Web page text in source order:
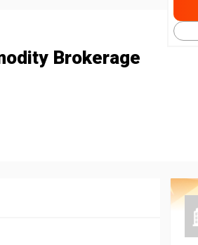
Brokerage